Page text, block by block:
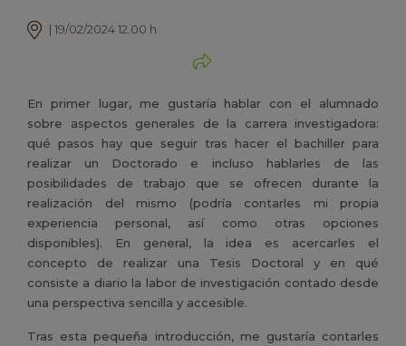
| 19/02/2024 12.00 h
En primer lugar, me gustaría hablar con el alumnado
sobre aspectos generales de la carrera investigadora:
qué pasos hay que seguir tras hacer el bachiller para
realizar un Doctorado e incluso hablarles de las
posibilidades de trabajo que se ofrecen durante la
realización del mismo (podría contarles mi propia
experiencia personal, así como otras opciones
disponibles). En general, la idea es acercarles el
concepto de realizar una Tesis Doctoral y en qué
consiste a diario la labor de investigación contado desde
una perspectiva sencilla y accesible.
Tras esta pequeña introducción, me gustaría contarles